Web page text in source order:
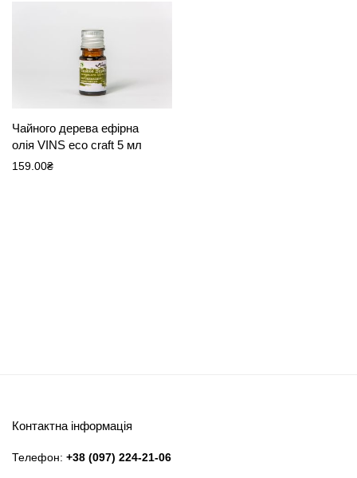
Чайного дерева ефірна
олія VINS eco craft 5 мл
159.00₴
Контактна інформація
Телефон: +38 (097) 224-21-06